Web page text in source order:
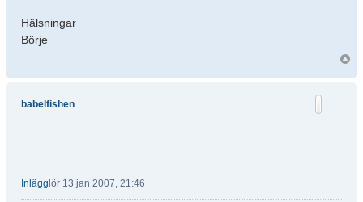
Hälsningar
Börje
babelfishen
Inlägg lör 13 jan 2007, 21:46